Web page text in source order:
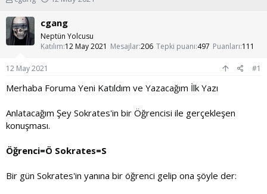
n
u
y
a
ş
l
t
a
ş
l
a
n
ç
t
r
i
cgang
Neptün Yolcusu
Katılım 12 May 2021 Mesajlar206 Tepki puanı 497 Puanları 111
12 May 2021 #1
Merhaba Foruma Yeni Katıldım ve Yazacağım İlk Yazı
Anlatacağım Şey Sokrates'in bir Öğrencisi ile gerçekleşen
konuşması.
Öğrenci=Ö Sokrates=S
Bir gün Sokrates'in yanına bir öğrenci gelip ona şöyle der: